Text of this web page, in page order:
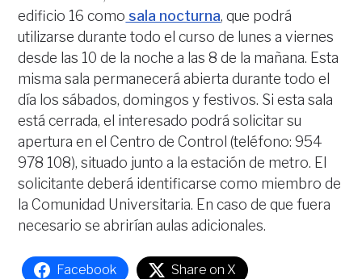
edificio 16 como sala nocturna, que podrá
utilizarse durante todo el curso de lunes a viernes
desde las 10 de la noche a las 8 de la mañana. Esta
misma sala permanecerá abierta durante todo el
día los sábados, domingos y festivos. Si esta sala
está cerrada, el interesado podrá solicitar su
apertura en el Centro de Control (teléfono: 954
978 108), situado junto a la estación de metro. El
solicitante deberá identificarse como miembro de
la Comunidad Universitaria. En caso de que fuera
necesario se abrirían aulas adicionales.
Facebook Share on X